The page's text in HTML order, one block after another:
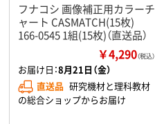
フナコシ 画像補正用カラーチ
ャート CASMATCH(15枚)
166-0545 1組(15枚)（直送品）
￥4,290（税込）
お届け日：8月21日（金）
直送品 研究機材と理科教材
の総合ショップからお届け